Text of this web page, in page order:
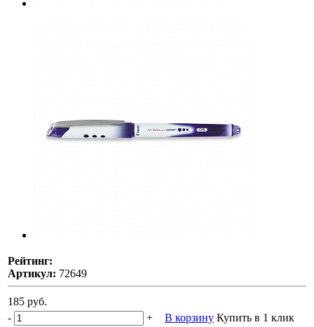
Рейтинг:
Артикул: 72649
185 руб.
-
+ В корзину Купить в 1 клик